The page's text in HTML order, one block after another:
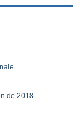
de 2018